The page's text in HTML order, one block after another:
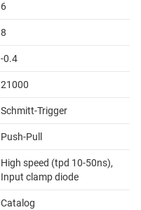
6
8
-0.4
21000
Schmitt-Trigger
Push-Pull
High speed (tpd 10-50ns),
Input clamp diode
Catalog